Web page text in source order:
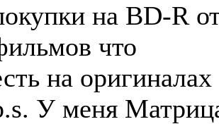
на BD-R
что
на
У меня